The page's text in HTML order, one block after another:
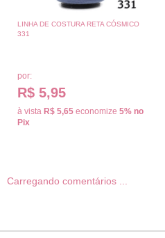
LINHA DE COSTURA RETA CÓSMICO
331
por:
R$ 5,95
à vista R$ 5,65 economize 5% no
Pix
Carregando comentários ...